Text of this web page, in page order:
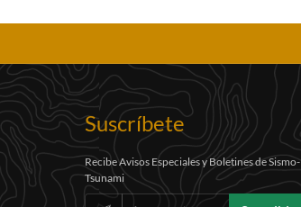
Suscríbete
Recibe Avisos Especiales y Boletines de Sismo-
Tsunami